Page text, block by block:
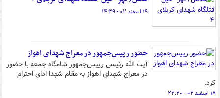
۱۹ اسفند ۰۲ - ۱۴:۳۹
حضور رییس‌جمهور در معراج شهدای اهواز
آیت الله رئیسی رییس‌جمهور شامگاه جمعه با حضور
در معراج شهدای اهواز به مقام شهدا ادای احترام
کرد.
۱۸ اسفند ۰۲ - ۲۲:۲۰